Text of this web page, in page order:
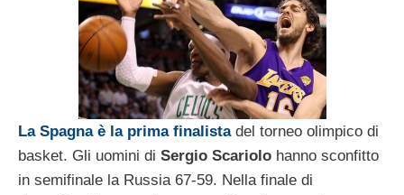
La Spagna è la prima finalistadel torneo olimpico di
basket. Gli uomini di Sergio Scariolo hanno sconfitto
in semifinale la Russia 67-59. Nella finale di